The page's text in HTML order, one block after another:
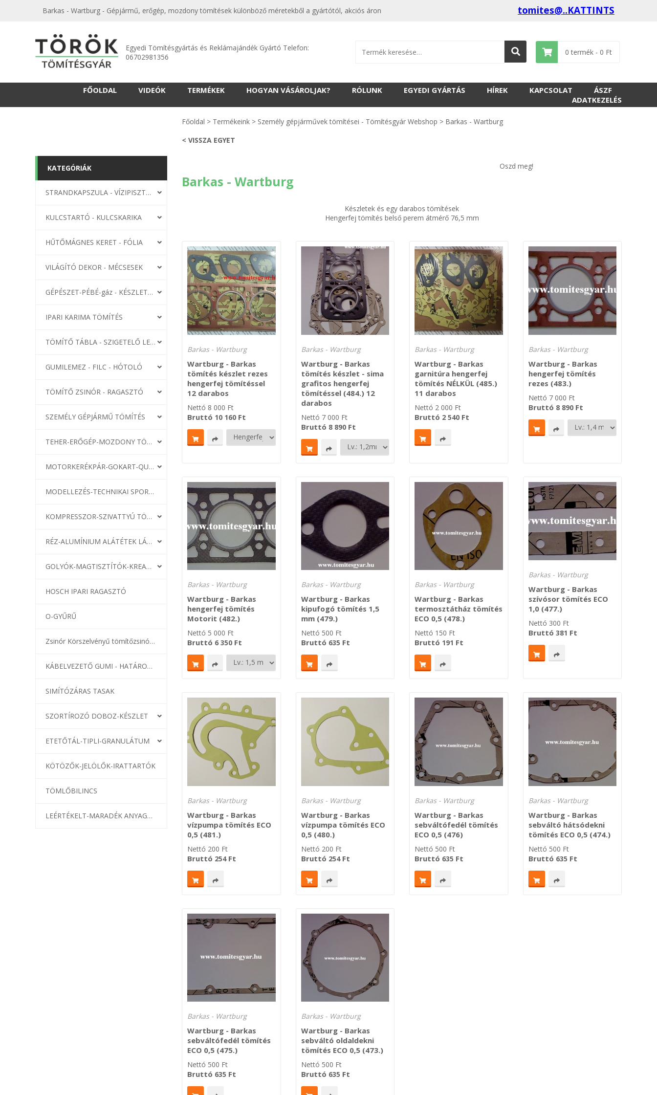
Barkas - Wartburg - Gépjármű, erőgép, mozdony tömítések különböző méretekből a gyártótól, akciós áron tomites@..KATTINTS
Egyedi Tömítésgyártás és Reklámajándék Gyártó Telefon:
06702981356
0 termék - 0 Ft
FŐOLDAL VIDEÓK TERMÉKEK HOGYAN VÁSÁROLJAK? RÓLUNK EGYEDI GYÁRTÁS HÍREK KAPCSOLAT
ÁSZF
ADATKEZELÉS
KATEGÓRIÁK
STRANDKAPSZULA - VÍZIPISZTOLY-FRIZBI
KULCSTARTÓ - KULCSKARIKA
HŰTŐMÁGNES KERET - FÓLIA
VILÁGÍTÓ DEKOR - MÉCSESEK
GÉPÉSZET-PÉBÉ-gáz - KÉSZLETEK
IPARI KARIMA TÖMÍTÉS
TÖMÍTŐ TÁBLA - SZIGETELŐ LEMEZ
GUMILEMEZ - FILC - HÓTOLÓ
TÖMÍTŐ ZSINÓR - RAGASZTÓ
SZEMÉLY GÉPJÁRMŰ TÖMÍTÉS
TEHER-ERŐGÉP-MOZDONY TÖMÍTÉS
MOTORKERÉKPÁR-GOKART-QUAD-CSÓNAKMOTOR TÖMÍTÉS
MODELLEZÉS-TECHNIKAI SPORT-MODELLSPORT
KOMPRESSZOR-SZIVATTYÚ TÖMÍTÉS
RÉZ-ALUMÍNIUM ALÁTÉTEK LÁGYÍTVA
GOLYÓK-MAGTISZTÍTÓK-KREATÍV
HOSCH IPARI RAGASZTÓ
O-GYŰRŰ
Zsinór Körszelvényű tömítőzsinórok
KÁBELVEZETŐ GUMI - HATÁROLÓK
SIMÍTÓZÁRAS TASAK
SZORTÍROZÓ DOBOZ-KÉSZLET
ETETŐTÁL-TIPLI-GRANULÁTUM
KÖTÖZŐK-JELÖLŐK-IRATTARTÓK
TÖMLŐBILINCS
LEÉRTÉKELT-MARADÉK ANYAGOK
Főoldal > Termékeink > Személy gépjárművek tömítései - Tömítésgyár Webshop > Barkas - Wartburg
< VISSZA EGYET
Oszd meg!
Barkas - Wartburg
Készletek és egy darabos tömítések
Hengerfej tömítés belső perem átmérő 76,5 mm
Barkas - Wartburg
Wartburg - Barkas
tömítés készlet rezes
hengerfej tömítéssel
12 darabos
Nettó 8 000 Ft
Bruttó 10 160 Ft
Barkas - Wartburg
Wartburg - Barkas
tömítés készlet - sima
grafitos hengerfej
tömítéssel (484.) 12
darabos
Nettó 7 000 Ft
Bruttó 8 890Ft
Barkas - Wartburg
Wartburg - Barkas
garnitúra hengerfej
tömítés NÉLKÜL (485.)
11 darabos
Nettó 2 000 Ft
Bruttó 2 540 Ft
Barkas - Wartburg
Wartburg - Barkas
hengerfej tömítés
rezes (483.)
Nettó 7 000 Ft
Bruttó 8 890Ft
Barkas - Wartburg
Wartburg - Barkas
hengerfej tömítés
Motorit (482.)
Nettó 5 000 Ft
Bruttó 6 350 Ft
Barkas - Wartburg
Wartburg - Barkas
kipufogó tömítés 1,5
mm (479.)
Nettó 500 Ft
Bruttó 635 Ft
Barkas - Wartburg
Wartburg - Barkas
termosztátház tömítés
ECO 0,5 (478.)
Nettó 150 Ft
Bruttó 191 Ft
Barkas - Wartburg
Wartburg - Barkas
szívósor tömítés ECO
1,0 (477.)
Nettó 300 Ft
Bruttó 381 Ft
Barkas - Wartburg
Wartburg - Barkas
vízpumpa tömítés ECO
0,5 (481.)
Nettó 200 Ft
Bruttó 254Ft
Barkas - Wartburg
Wartburg - Barkas
vízpumpa tömítés ECO
0,5 (480.)
Nettó 200 Ft
Bruttó 254Ft
Barkas - Wartburg
Wartburg - Barkas
sebváltófedél tömítés
ECO 0,5 (476)
Nettó 500 Ft
Bruttó 635 Ft
Barkas - Wartburg
Wartburg - Barkas
sebváltó hátsódekni
tömítés ECO 0,5 (474.)
Nettó 500 Ft
Bruttó 635 Ft
Barkas - Wartburg
Wartburg - Barkas
sebváltófedél tömítés
ECO 0,5 (475.)
Nettó 500 Ft
Bruttó 635 Ft
Barkas - Wartburg
Wartburg - Barkas
sebváltó oldaldekni
tömítés ECO 0,5 (473.)
Nettó 500 Ft
Bruttó 635 Ft